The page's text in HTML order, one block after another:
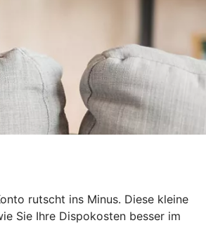
rutscht ins Minus. Diese kleine
Sie Ihre Dispokosten besser im